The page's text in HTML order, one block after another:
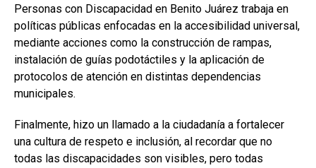
Personas con Discapacidad en Benito Juárez trabaja en
políticas públicas enfocadas en la accesibilidad universal,
mediante acciones como la construcción de rampas,
instalación de guías podotáctiles y la aplicación de
protocolos de atención en distintas dependencias
municipales.
Finalmente, hizo un llamado a la ciudadanía a fortalecer
una cultura de respeto e inclusión, al recordar que no
todas las discapacidades son visibles, pero todas